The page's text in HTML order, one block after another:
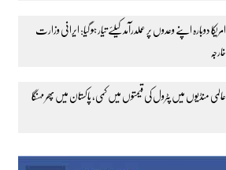
امریکا دوبارہ اپنے وعدوں پر عملدرآمد کیلئے تیار ہو گیا: ایرانی وزارت
خارجہ
عالمی منڈیوں میں پٹرول کی قیمتوں میں کمی، پاکستان میں پھر مہنگا